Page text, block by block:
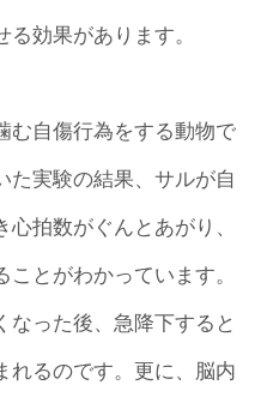
効果があります。
む自傷行為をする動物で
た実験の結果、サルが自
拍数がぐんとあがり、
とがわかっています。
なった後、急降下すると
れるのです。更に、脳内